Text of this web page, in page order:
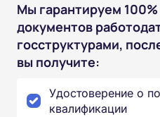
Мы гарантируем
документов
госструктурами,
вы получите:
Удостоверение о
квалификации